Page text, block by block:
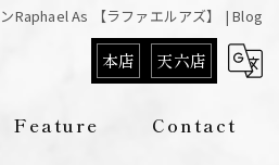
Raphael As 【ラファエルアズ】 | Blog
本店 天六店
Feature Contact